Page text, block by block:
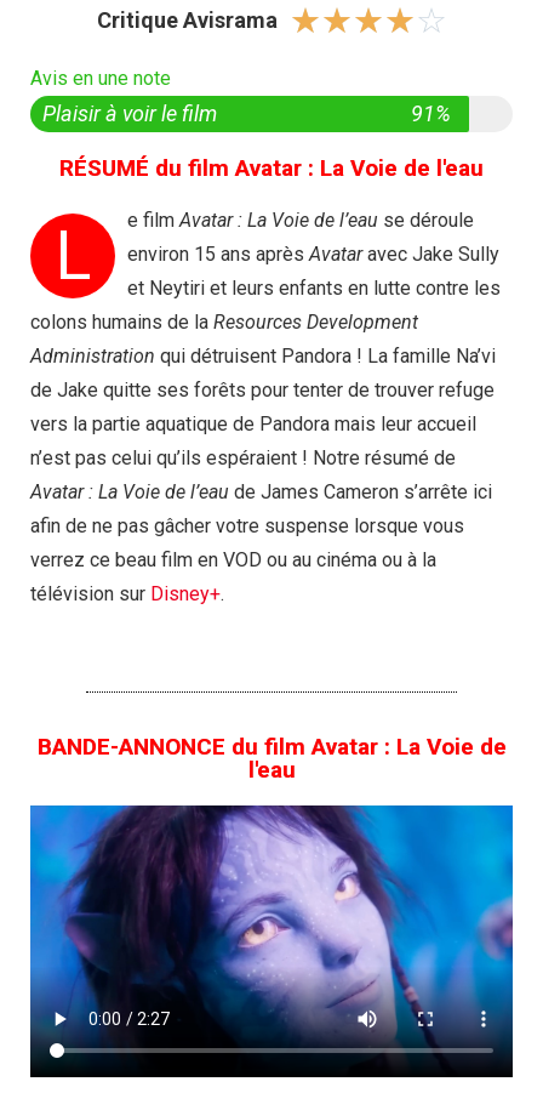
Critique Avisrama ☆☆☆☆☆
Avis en une note
Plaisir à voir le film 91%
RÉSUMÉ du film Avatar : La Voie de l'eau
L e filmAvatar : La Voie de l’eau se déroule
environ 15 ans aprèsAvataravec Jake Sully
et Neytiri et leurs enfants en lutte contre les
colons humains de la Resources Development
Administration qui détruisent Pandora ! La famille Na’vi
de Jake quitte ses forêts pour tenter de trouver refuge
vers la partie aquatique de Pandora mais leur accueil
n’est pas celui qu’ils espéraient ! Notre résumé de
Avatar : La Voie de l’eau de James Cameron s’arrête ici
afin de ne pas gâcher votre suspense lorsque vous
verrez ce beau film en VOD ou au cinéma ou à la
télévision sur Disney+.
BANDE-ANNONCE du film Avatar : La Voie de
l'eau